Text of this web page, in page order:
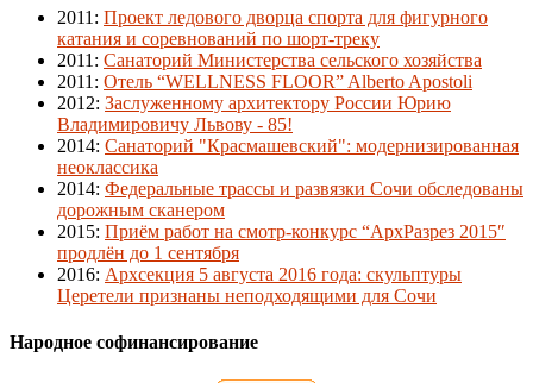
2011 : Проект ледового дворца спорта для фигурного
катания и соревнований по шорт-треку
2011 : Санаторий Министерства сельского хозяйства
2011 : Отель “WELLNESS FLOOR” Alberto Apostoli
2012: Заслуженному архитектору России Юрию
Владимировичу Львову - 85!
2014: Санаторий "Красмашевский": модернизированная
неоклассика
2014: Федеральные трассы и развязки Сочи обследованы
дорожным сканером
2015: Приём работ на смотр-конкурс “АрхРазрез 2015″
продлён до 1 сентября
2016: Архсекция 5 августа 2016 года: скульптуры
Церетели признаны неподходящими для Сочи
Народное софинансирование